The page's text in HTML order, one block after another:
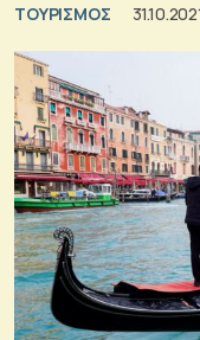
ΤΟΥΡΙΣΜΟΣ